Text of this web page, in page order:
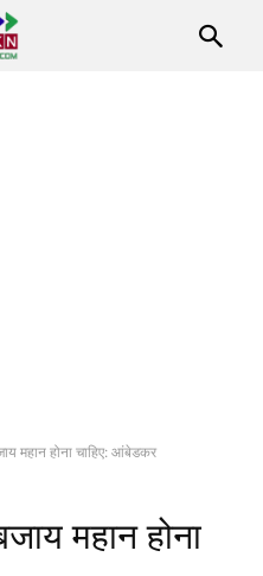
महान होना चाहिए: आंबेडकर
महान होना